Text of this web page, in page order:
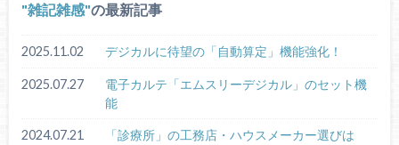
雑記雑感 の最新記事
2025.11.02 デジカルに待望の「自動算定」機能強化！
2025.07.27
電子カルテ「エムスリーデジカル」のセット機
能
2024.07.21
「診療所」の工務店・ハウスメーカー選びは